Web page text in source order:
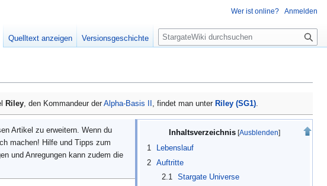
Riley, den Kommandeur der Alpha-Basis II , findet man unter Riley (SG1).
Inhaltsverzeichnis
1
Lebenslauf
2
Auftritte
2.1
Stargate Universe
Artikel zu erweitern. Wenn du
machen! Hilfe und Tipps zum
und Anregungen kann zudem die
Wer ist online? Anmelden
Quelltext anzeigen Versionsgeschichte
S
u
e